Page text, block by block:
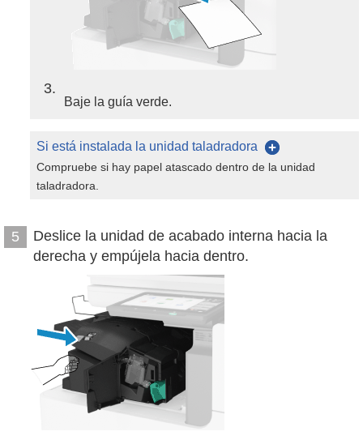
3
Baje la guía verde.
Si está instalada la unidad taladradora
Compruebe si hay papel atascado dentro de la unidad
taladradora.
5
Deslice la unidad de acabado interna hacia la
derecha y empújela hacia dentro.